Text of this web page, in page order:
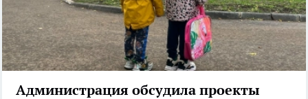
Администрация обсудила проекты